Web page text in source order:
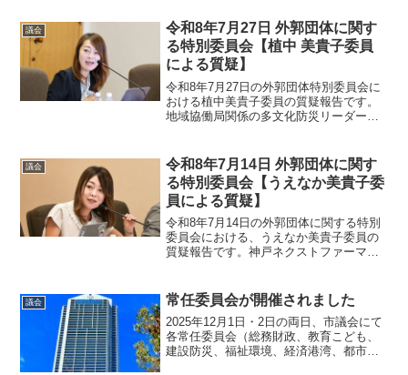
議会
令和8年7月27日 外郭団体に関す
る特別委員会【植中 美貴子委員
による質疑】
令和8年7月27日の外郭団体特別委員会に
おける植中美貴子委員の質疑報告です。
地域協働局関係の多文化防災リーダー育
を取り上げ、神戸市の地域防災力強化と
市民福祉の向上に向けた事業の充実を当
局へ求めました。
議会
令和8年7月14日 外郭団体に関す
る特別委員会【うえなか美貴子委
員による質疑】
令和8年7月14日の外郭団体に関する特別
委員会における、うえなか美貴子委員の
質疑報告です。神戸ネクストファーマー
イルミネーション期間中の渋滞緩和策な
ど、地域の活性化に向けた取り組みにつ
いて議論しました。
議会 常任委員会が開催されました
2025年12月1日・2日の両日、市議会にて
各常任委員会（総務財政、教育こども、
建設防災、福祉環境、経済港湾、都市交